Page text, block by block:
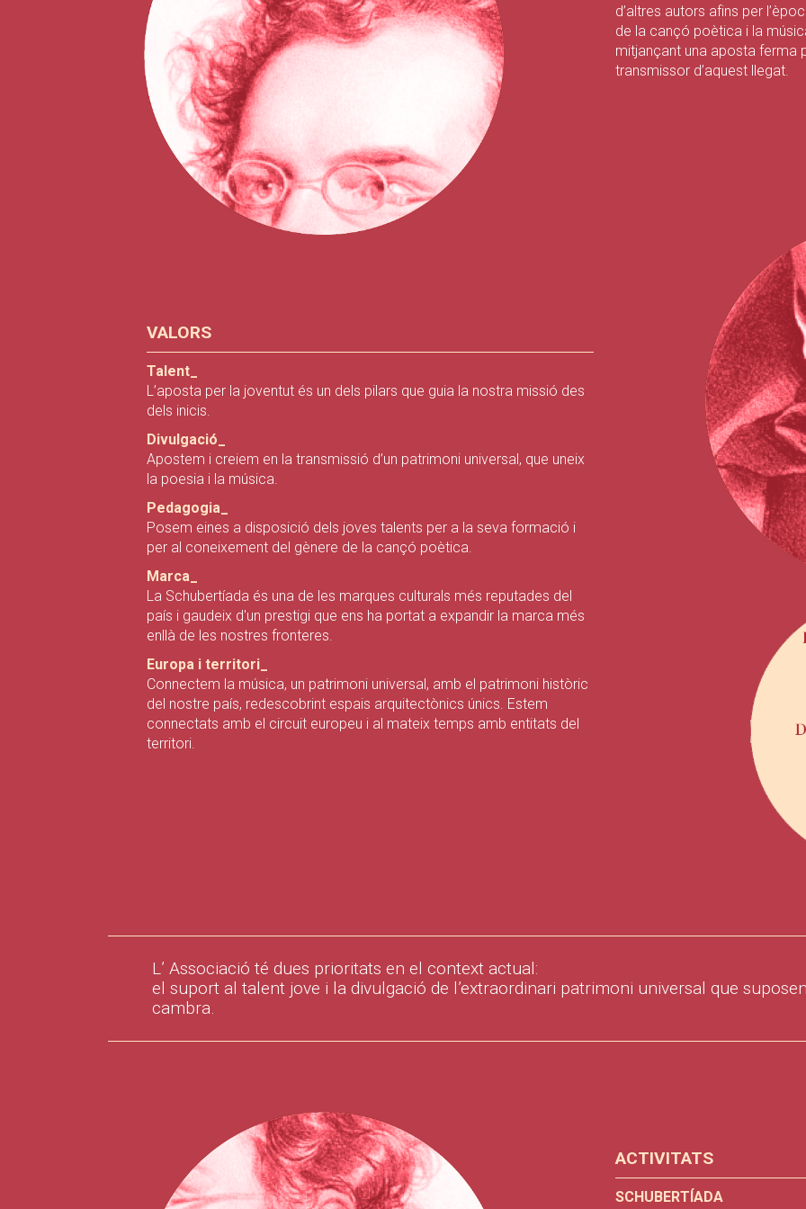
d’altres autors afins per
de la cançó poètica i la
mitjançant una aposta ferma
transmissor d’aquest llegat.
VALORS
Talent_
L’aposta per la joventut és un dels pilars que guia la nostra missió des
dels inicis.
Divulgació_
Apostem i creiem en la transmissió d’un patrimoni universal, que uneix
la poesia i la música.
Pedagogia_
Posem eines a disposició dels joves talents per a la seva formació i
per al coneixement del gènere de la cançó poètica.
Marca_
La Schubertíada és una de les marques culturals més reputades del
país i gaudeix d'un prestigi que ens ha portat a expandir la marca més
enllà de les nostres fronteres.
Europa i territori_
Connectem la música, un patrimoni universal, amb el patrimoni històric
del nostre país, redescobrint espais arquitectònics únics. Estem
connectats amb el circuit europeu i al mateix temps amb entitats del
territori.
L’ Associació té dues prioritats en el context actual:
el suport al talent jove i la divulgació de l’extraordinari patrimoni universal que
cambra.
ACTIVITATS
SCHUBERTÍADA